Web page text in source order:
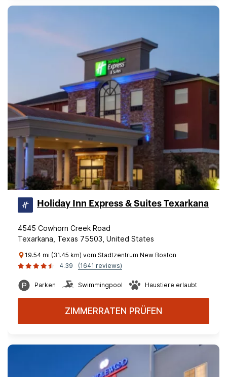
Holiday Inn Express & Suites Texarkana
4545 Cowhorn Creek Road
Texarkana, Texas 75503, United States
19.54 mi (31.45 km) vom Stadtzentrum New Boston
4.39
(1641 reviews)
Parken Swimmingpool Haustiere erlaubt
ZIMMERRATEN PRÜFEN